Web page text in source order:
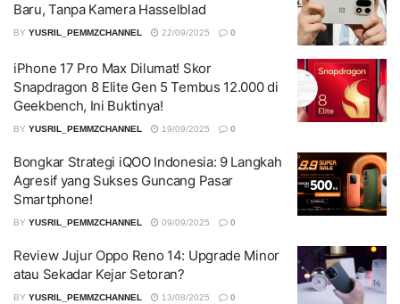
Baru, Tanpa Kamera Hasselblad
BY YUSRIL_PEMMZCHANNEL 22/09/2025 0
iPhone 17 Pro Max Dilumat! Skor
Snapdragon 8 Elite Gen 5 Tembus 12.000 di
Geekbench, Ini Buktinya!
BY YUSRIL_PEMMZCHANNEL 19/09/2025 0
Bongkar Strategi iQOO Indonesia: 9 Langkah
Agresif yang Sukses Guncang Pasar
Smartphone!
BY YUSRIL_PEMMZCHANNEL 09/09/2025 0
Review Jujur Oppo Reno 14: Upgrade Minor
atau Sekadar Kejar Setoran?
BY YUSRIL_PEMMZCHANNEL 13/08/2025 0